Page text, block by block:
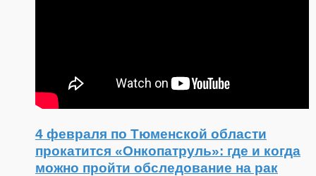
4 февраля по Тюменской области
прокатится «Онкопатруль»: где и когда
можно пройти обследование на рак